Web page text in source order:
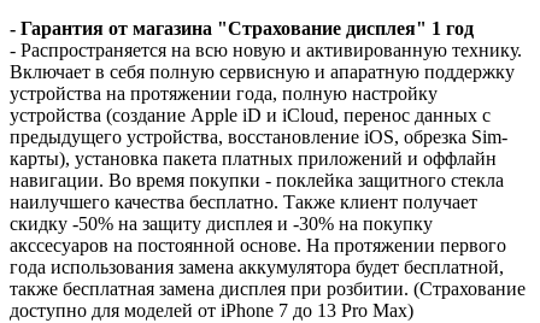
- Гарантия от магазина "Страхование дисплея" 1 год
- Распространяется на всю новую и активированную технику.
Включает в себя полную сервисную и апаратную поддержку
устройства на протяжении года, полную настройку
устройства (создание Apple iD и iCloud, перенос данных с
предыдущего устройства, восстановление iOS, обрезка Sim-
карты), установка пакета платных приложений и оффлайн
навигации. Во время покупки - поклейка защитного стекла
наилучшего качества бесплатно. Также клиент получает
скидку -50% на защиту дисплея и -30% на покупку
акссесуаров на постоянной основе. На протяжении первого
года использования замена аккумулятора будет бесплатной,
также бесплатная замена дисплея при розбитии. (Страхование
доступно для моделей от iPhone 7 до 13 Pro Max)